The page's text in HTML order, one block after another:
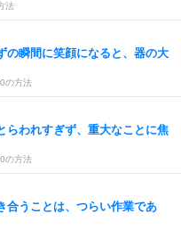
法
の瞬間に笑顔になると、器の大
の方法
らわれすぎず、重大なことに焦
の方法
合うことは、つらい作業であ